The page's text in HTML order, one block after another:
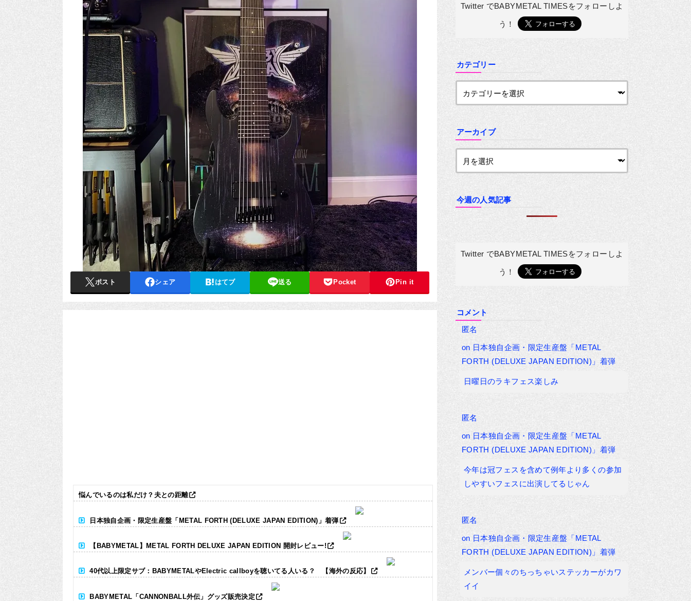
ポスト シェア はてブ 送る Pocket Pin it
悩んでいるのは私だけ？夫との距離
日本独自企画・限定生産盤「METAL FORTH (DELUXE JAPAN EDITION)」着弾
【BABYMETAL】METAL FORTH DELUXE JAPAN EDITION 開封レビュー!
40代以上限定サブ：BABYMETALやElectric callboyを聴いてる人いる？ 【海外の反応】
BABYMETAL「CANNONBALL外伝」グッズ販売決定
Twitter でBABYMETAL TIMESをフォローしよ
う！
カテゴリー
アーカイブ
今週の人気記事
Twitter でBABYMETAL TIMESをフォローしよ
う！
コメント
匿名
on 日本独自企画・限定生産盤「METAL
FORTH (DELUXE JAPAN EDITION)」着弾
日曜日のラキフェス楽しみ
匿名
on 日本独自企画・限定生産盤「METAL
FORTH (DELUXE JAPAN EDITION)」着弾
今年は冠フェスを含めて例年より多くの参加
しやすいフェスに出演してるじゃん
匿名
on 日本独自企画・限定生産盤「METAL
FORTH (DELUXE JAPAN EDITION)」着弾
メンバー個々のちっちゃいステッカーがカワ
イイ